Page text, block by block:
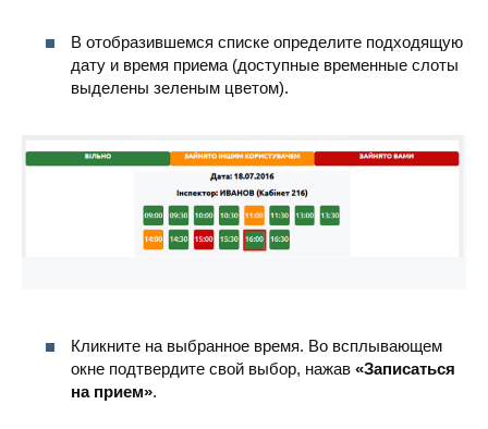
В отобразившемся списке определите подходящую
дату и время приема (доступные временные слоты
выделены зеленым цветом).
Кликните на выбранное время. Во всплывающем
окне подтвердите свой выбор, нажав «Записаться
на прием».